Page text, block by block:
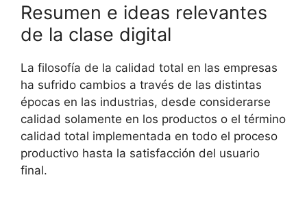
Resumen e ideas relevantes
de la clase digital
La filosofía de la calidad total en las empresas
ha sufrido cambios a través de las distintas
épocas en las industrias, desde considerarse
calidad solamente en los productos o el término
calidad total implementada en todo el proceso
productivo hasta la satisfacción del usuario
final.